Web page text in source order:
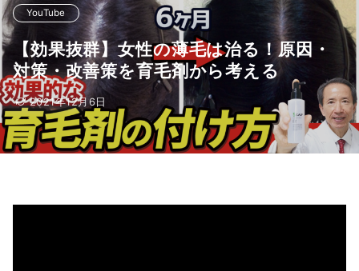
YouTube
【効果抜群】女性の薄毛は治る！原因・
対策・改善策を育毛剤から考える
2021年12月6日